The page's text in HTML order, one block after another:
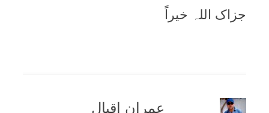
جزاک اللہ خيراً
عمران اقبال